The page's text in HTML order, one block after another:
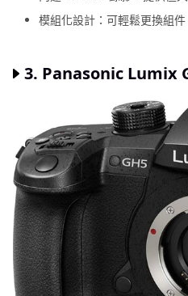
模組化設計：可輕鬆更換組
3. Panasonic Lumix